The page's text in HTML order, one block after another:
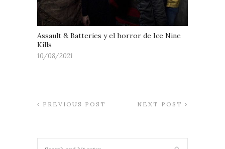
Assault & Batteries y el horror de Ice Nine
Kills
10/08/2021
PREVIOUS POST NEXT POST